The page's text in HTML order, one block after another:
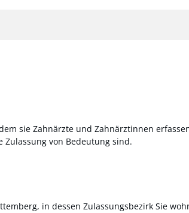
sie Zahnärzte und Zahnärztinnen
von Bedeutung sind.
in dessen Zulassungsbezirk Sie